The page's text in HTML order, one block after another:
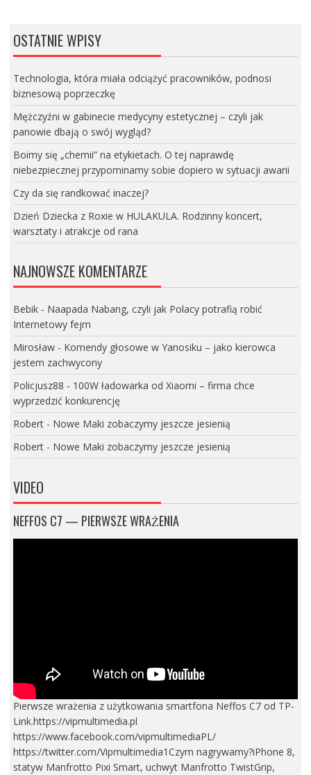
OSTATNIE WPISY
Technologia, która miała odciążyć pracowników, podnosi
biznesową poprzeczkę
Mężczyźni w gabinecie medycyny estetycznej – czyli jak
panowie dbają o swój wygląd?
Boimy się „chemii” na etykietach. O tej naprawdę
niebezpiecznej przypominamy sobie dopiero w sytuacji awarii
Czy da się randkować inaczej?
Dzień Dziecka z Roxie w HULAKULA. Rodzinny koncert,
warsztaty i atrakcje od rana
NAJNOWSZE KOMENTARZE
Bebik- Naapada Nabang, czyli jak Polacy potrafią robić
Internetowy fejm
Mirosław- Komendy głosowe w Yanosiku – jako kierowca
jestem zachwycony
Policjusz88 - 100W ładowarka od Xiaomi – firma chce
wyprzedzić konkurencję
Robert- Nowe Maki zobaczymy jeszcze jesienią
Robert- Nowe Maki zobaczymy jeszcze jesienią
VIDEO
NEFFOS C7 — PIERWSZE WRAŻENIA
Pierwsze wrażenia z użytkowania smartfona Neffos C7 od TP-
Link.https://vipmultimedia.pl
https://www.facebook.com/vipmultimediaPL/
https://twitter.com/Vipmultimedia1Czym nagrywamy?iPhone 8,
statyw Manfrotto Pixi Smart, uchwyt Manfrotto TwistGrip,